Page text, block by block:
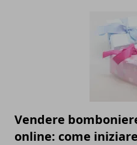
Vendere
online: come